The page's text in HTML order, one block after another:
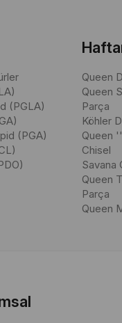
için
için idealdir.
(PGLA)
(PGA)
Queen
Queen
Parça
Köhler
Queen
Chisel
Savana
Queen
Parça
Queen